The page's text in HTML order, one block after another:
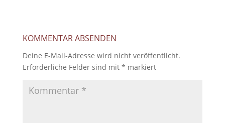
KOMMENTAR ABSENDEN
Deine E-Mail-Adresse wird nicht veröffentlicht.
Erforderliche Felder sind mit * markiert